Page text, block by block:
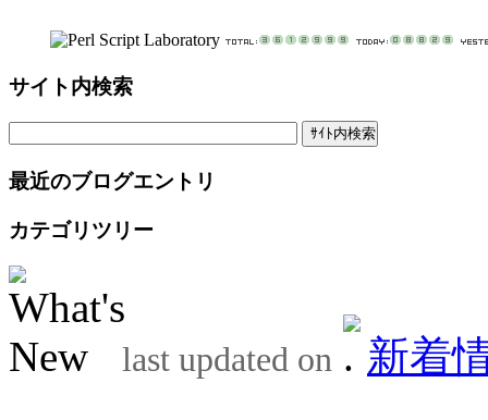
サイト内検索
最近のブログエントリ
カテゴリツリー
last updated on
新着